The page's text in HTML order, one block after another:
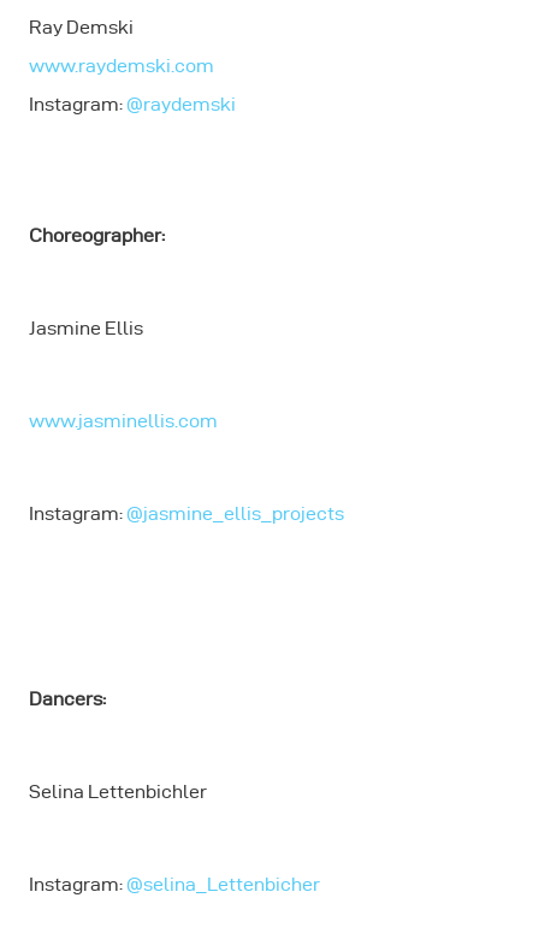
Ray Demski
www.raydemski.com
Instagram:@raydemski
Choreographer:
Jasmine Ellis
www.jasminellis.com
Instagram:@jasmine_ellis_projects
Dancers:
Selina Lettenbichler
Instagram:@selina_Lettenbicher